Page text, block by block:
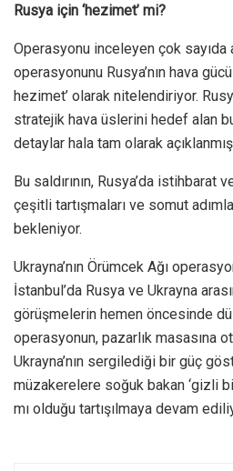
Rusya için ‘hezimet’ mi?
Operasyonu inceleyen çok sayıda
operasyonunu Rusya’nın hava
hezimet’ olarak nitelendiriyor.
stratejik hava üslerini hedef alan
detaylar hala tam olarak
Bu saldırının, Rusya’da istihbarat
çeşitli tartışmaları ve somut
bekleniyor.
Ukrayna’nın Örümcek Ağı
İstanbul’da Rusya ve Ukrayna
görüşmelerin hemen öncesinde
operasyonun, pazarlık masasına
Ukrayna’nın sergilediği bir güç
müzakerelere soğuk bakan ‘gizli
mı olduğu tartışılmaya devam